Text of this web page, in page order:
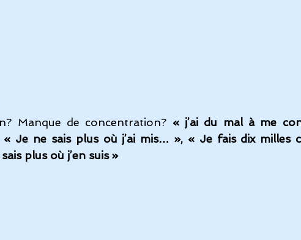
Manque de concentration? « j’ai du mal à me
« Je ne sais plus où j’ai mis… », « Je fais dix milles
plus où j’en suis »